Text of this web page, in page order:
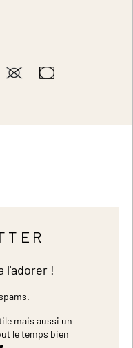
l'adorer !
mais aussi un
le temps bien